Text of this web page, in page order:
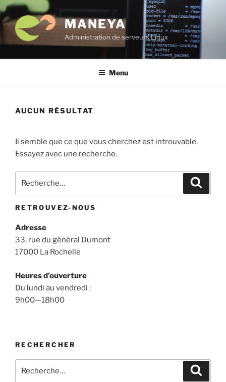
Aller
au
contenu
principal
MANEYA
Administration de serveurs Linux
Menu
AUCUN RÉSULTAT
Il semble que ce que vous cherchez est introuvable.
Essayez avec une recherche.
pour
RETROUVEZ-NOUS
Adresse
33, rue du général Dumont
17000 La Rochelle
Heures d’ouverture
Du lundi au vendredi :
9h00—18h00
RECHERCHER
pour